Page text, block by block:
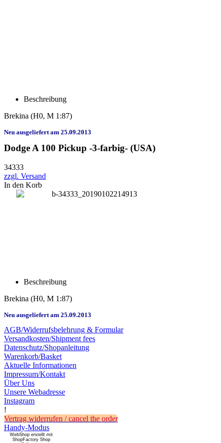
Beschreibung
Brekina (H0, M 1:87)
Neu ausgeliefert am 25.09.2013
Dodge A 100 Pickup -3-farbig- (USA)
34333
zzgl. Versand
In den Korb
Beschreibung
Brekina (H0, M 1:87)
Neu ausgeliefert am 25.09.2013
AGB/Widerrufsbelehrung & Formular
Versandkosten/Shipment fees
Datenschutz/Shopanleitung
Warenkorb/Basket
Aktuelle Informationen
Impressum/Kontakt
Über Uns
Unsere Webadresse
Instagram
!
Vertrag widerrufen / cancel the order
Handy-Modus
WebShop erstellt mit
ShopFactory Shop